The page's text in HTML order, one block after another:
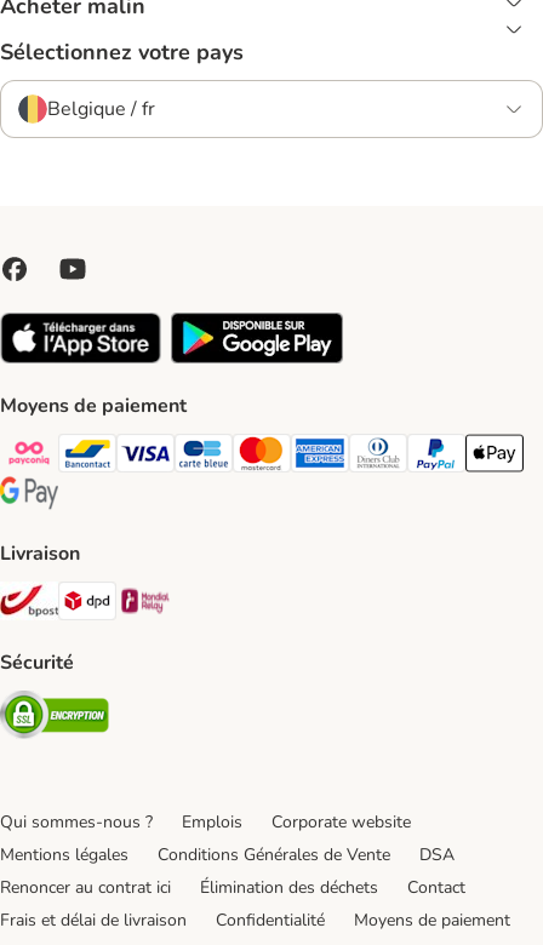
Acheter malin
Sélectionnez votre pays
Belgique / fr
Moyens de paiement
Payconiq Payment Method
bancontact Payment Method
Visa Payment Method
carte bleue Payment Method
Master card Payment Method
American express Payment
Diners club Payment
Paypal Payment
Apple
Google Pay Payment Method
Livraison
Bpost Shipping Method
DPD Shipping Method
Sécurité
Security
Qui sommes-nous ? Emplois
Corporate website
Mentions légales
Conditions Générales de Vente
DSA
Renoncer au contrat ici
Élimination des déchets
Contact
Frais et délai de livraison
Confidentialité
Moyens de paiement